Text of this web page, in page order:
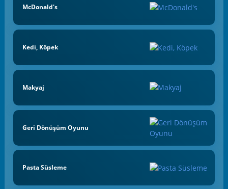
McDonald's
Kedi, Köpek
Makyaj
Geri Dönüşüm Oyunu
Pasta Süsleme